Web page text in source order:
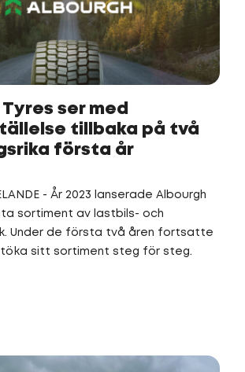
ser med
tillbaka på två
första år
- År 2023 lanserade Albourgh
sortiment av lastbils- och
Under de första två åren fortsatte
sitt sortiment steg för steg.